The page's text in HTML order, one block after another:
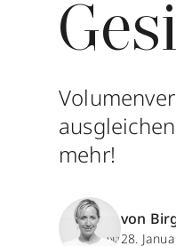
mehr!
von
28.